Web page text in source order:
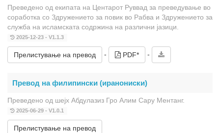
Преведено од екипата на Центарот Руввад за преведување во
соработка со Здружението за повик во Рабва и Здружението за
служба на исламската содржина на различни јазици.
2025-12-23 - V1.1.3
Прелистување на превод - PDF* -
Превод на филипински (иранониски)
Преведено од шејх Абдулазиз Гро Алим Сару Ментанг.
2025-06-29 - V1.0.1
Прелистување на превод